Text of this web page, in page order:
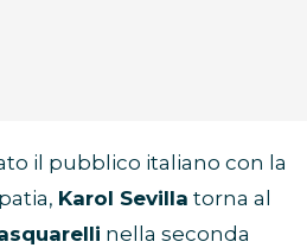
il pubblico italiano con la
Karol Sevilla torna al
nella seconda